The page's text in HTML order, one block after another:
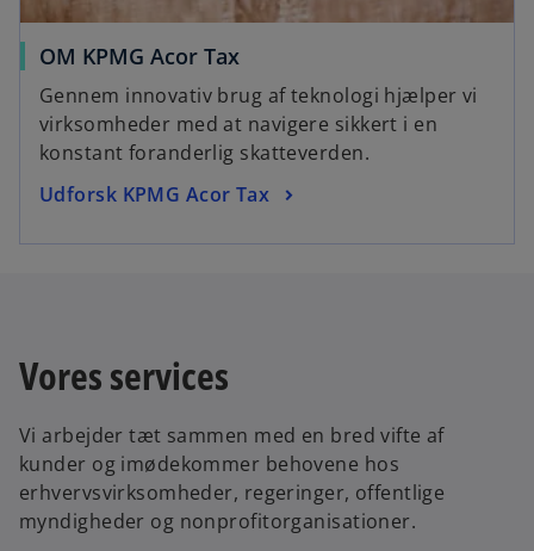
OM KPMG Acor Taxo
i
b
Gennem innovativ brug af teknologi hjælper vi
virksomheder med at navigere sikkert i en
konstant foranderlig skatteverden.
Udforsk KPMG Acor Tax
o
e
n
a
e
w
t
a
Vores services
Vi arbejder tæt sammen med en bred vifte af
kunder og imødekommer behovene hos
erhvervsvirksomheder, regeringer, offentlige
myndigheder og nonprofitorganisationer.